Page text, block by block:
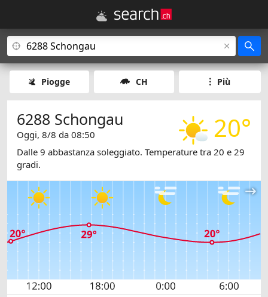
Piogge CH Più
20°
6288 Schongau
Oggi, 8/8 da 08:50
Dalle 9 abbastanza soleggiato. Temperature tra 20 e 29
gradi.